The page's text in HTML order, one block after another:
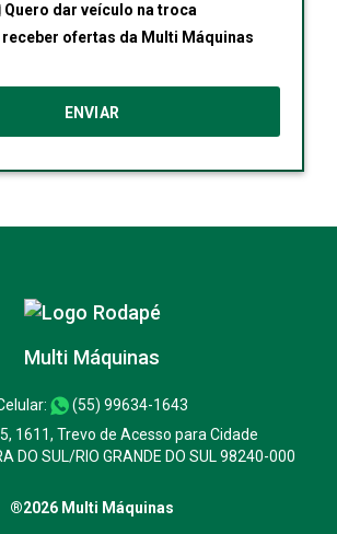
Quero dar veículo na troca
Desejo receber ofertas da Multi Máquinas
Multi Máquinas
(55) 99634-1643
1611, Trevo de Acesso para Cidade
DO SUL/RIO GRANDE DO SUL 98240-000
®2026 Multi Máquinas